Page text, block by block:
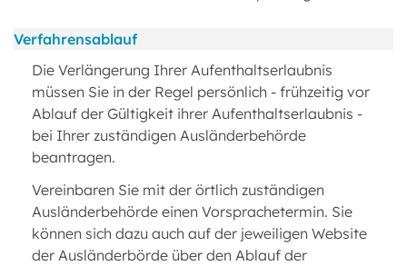
Verfahrensablauf
Die Verlängerung Ihrer Aufenthaltserlaubnis
müssen Sie in der Regel persönlich - frühzeitig vor
Ablauf der Gültigkeit ihrer Aufenthaltserlaubnis -
bei Ihrer zuständigen Ausländerbehörde
beantragen.
Vereinbaren Sie mit der örtlich zuständigen
Ausländerbehörde einen Vorsprachetermin. Sie
können sich dazu auch auf der jeweiligen Website
der Ausländerbörde über den Ablauf der